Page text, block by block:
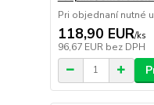
Pri objednaní nutné
118,90 EUR/ks
96,67 EUR bez DPH